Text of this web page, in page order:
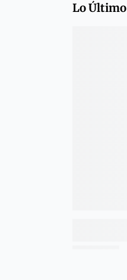
Lo Último